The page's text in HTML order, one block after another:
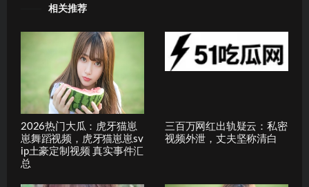
相关推荐
2026热门大瓜：虎牙猫崽
崽舞蹈视频，虎牙猫崽崽sv
ip土豪定制视频 真实事件汇
总
三百万网红出轨疑云：私密
视频外泄，丈夫坚称清白